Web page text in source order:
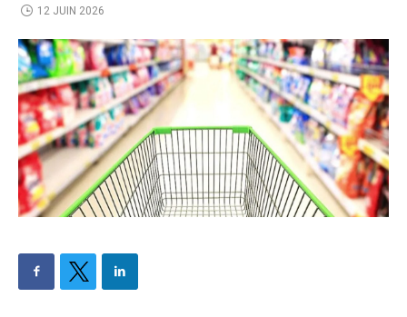
12 JUIN 2026